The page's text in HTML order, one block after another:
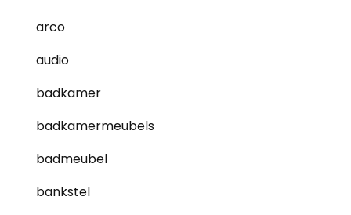
arco
audio
badkamer
badkamermeubels
badmeubel
bankstel